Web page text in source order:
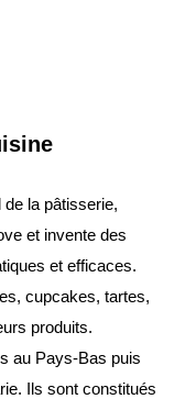
la pâtisserie,
et invente des
et efficaces.
cupcakes, tartes,
produits.
au Pays-Bas puis
Ils sont constitués